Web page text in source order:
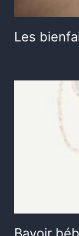
Les
Bavoir